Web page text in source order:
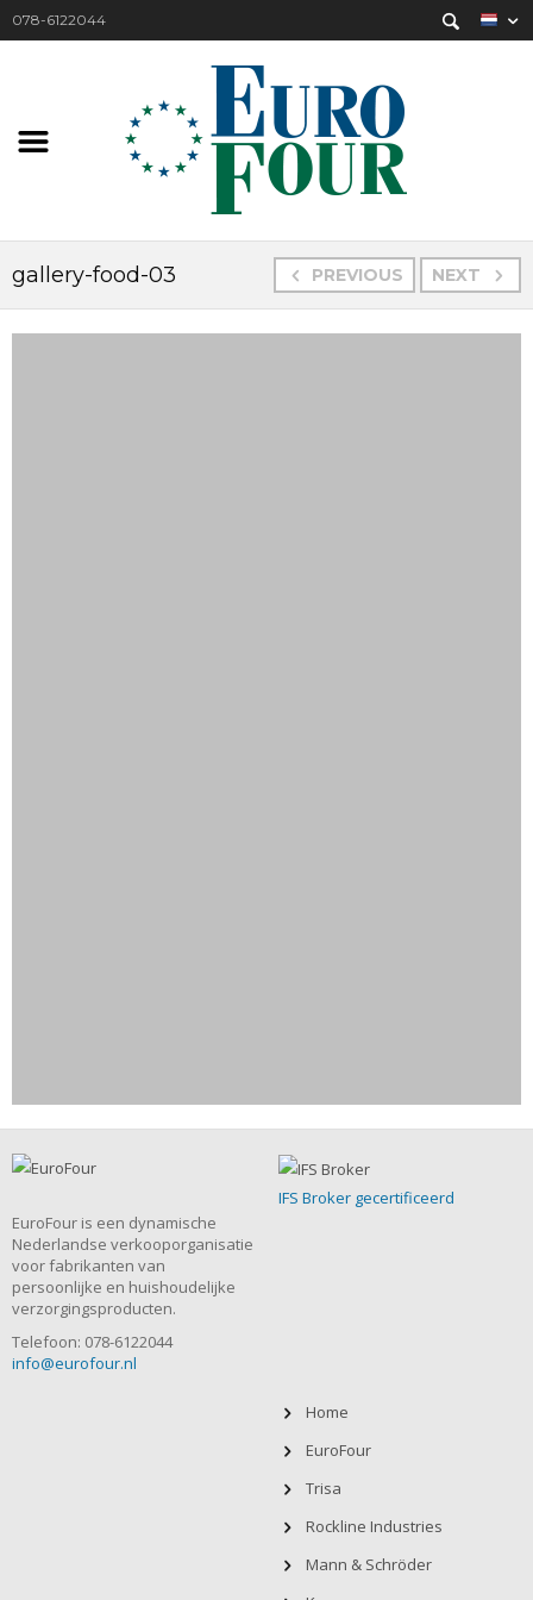
078-6122044
PREVIOUS NEXT
gallery-food-03
EuroFour is een dynamische
Nederlandse verkooporganisatie
voor fabrikanten van
persoonlijke en huishoudelijke
verzorgingsproducten.
Telefoon: 078-6122044
info@eurofour.nl
IFS Broker gecertificeerd
Home
EuroFour
Trisa
Rockline Industries
Mann & Schröder